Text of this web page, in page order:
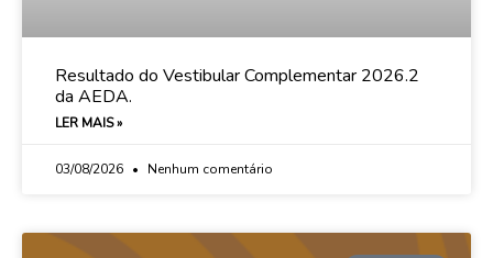
Resultado do Vestibular Complementar 2026.2
da AEDA.
LER MAIS »
03/08/2026 Nenhum comentário